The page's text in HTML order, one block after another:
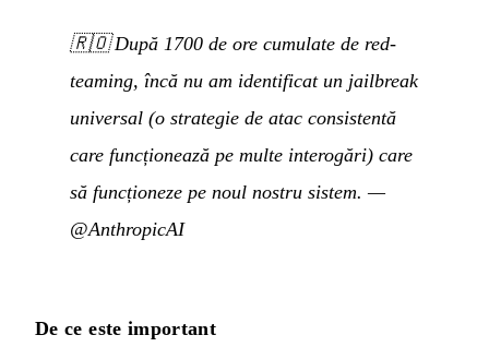
🇷🇴După 1700 de ore cumulate de red-
teaming, încă nu am identificat un jailbreak
universal (o strategie de atac consistentă
care funcționează pe multe interogări) care
să funcționeze pe noul nostru sistem. —
@AnthropicAI
De ce este important